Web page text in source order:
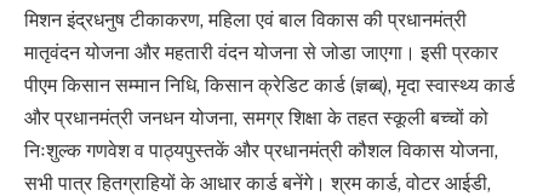
मिशन इंद्रधनुष टीकाकरण, महिला एवं बाल विकास की प्रधानमंत्री
मातृवंदन योजना और महतारी वंदन योजना से जोडा जाएगा। इसी प्रकार
पीएम किसान सम्मान निधि, किसान क्रेडिट कार्ड (ज्ञब्ब्), मृदा स्वास्थ्य कार्ड
और प्रधानमंत्री जनधन योजना, समग्र शिक्षा के तहत स्कूली बच्चों को
निःशुल्क गणवेश व पाठ्यपुस्तकें और प्रधानमंत्री कौशल विकास योजना,
सभी पात्र हितग्राहियों के आधार कार्ड बनेंगे। श्रम कार्ड, वोटर आईडी,